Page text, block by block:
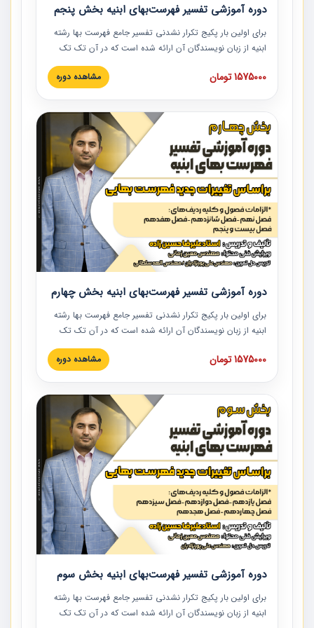
دوره آموزشی تفسیر فهرست‌بهای ابنیه بخش پنجم
برای اولین بار پکیج تکرار نشدنی تفسیر جامع فهرست بها رشته
ابنیه از زبان نویسندگان آن ارائه شده است که در آن تک تک
ردیف ها و مطالب فهرست بها تفسیر و ارائه شده است. این
دوره به صورت کامل تصویری بوده و به همراه تصاویر عملیات
دوره با کلام مهندس علیرضاحسین‌زاده مدیر پروژه مهندسی
مشاور در امر بازنگری فهرست بها رشته ابنیه ارائه شده و به تمام
همکارانی که در حوزه صنعت ساخت در حال فعالیت هستند حتما
توصیه می کنیم از مطالب این دوره استفاده نمایند.
1575000 تومان مشاهده دوره
دوره آموزشی تفسیر فهرست‌بهای ابنیه بخش چهارم
برای اولین بار پکیج تکرار نشدنی تفسیر جامع فهرست بها رشته
ابنیه از زبان نویسندگان آن ارائه شده است که در آن تک تک
ردیف ها و مطالب فهرست بها تفسیر و ارائه شده است. این
دوره به صورت کامل تصویری بوده و به همراه تصاویر عملیات
دوره با کلام مهندس علیرضاحسین‌زاده مدیر پروژه مهندسی
مشاور در امر بازنگری فهرست بها رشته ابنیه ارائه شده و به تمام
همکارانی که در حوزه صنعت ساخت در حال فعالیت هستند حتما
توصیه می کنیم از مطالب این دوره استفاده نمایند.
1575000 تومان مشاهده دوره
دوره آموزشی تفسیر فهرست‌بهای ابنیه بخش سوم
برای اولین بار پکیج تکرار نشدنی تفسیر جامع فهرست بها رشته
ابنیه از زبان نویسندگان آن ارائه شده است که در آن تک تک